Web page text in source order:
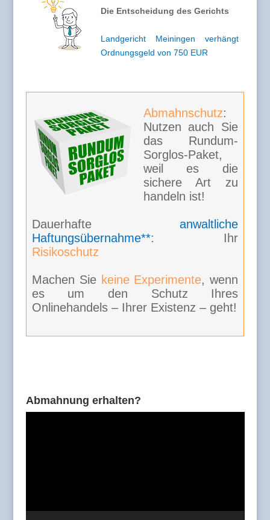
Die Entscheidung des Gerichts
Landgericht Meiningen verhängt
Ordnungsgeld von 750 EUR
Abmahnschutz:
Nutzen auch Sie
das Rundum-
Sorglos-Paket,
weil es die
sichere Art zu
handeln ist!
Dauerhafteanwaltliche
Haftungsübernahme**: Ihr
Risikoschutz
Machen Sie keine Experimente, wenn
es um den Schutz Ihres
Onlinehandels – Ihrer Existenz – geht!
Abmahnung erhalten?